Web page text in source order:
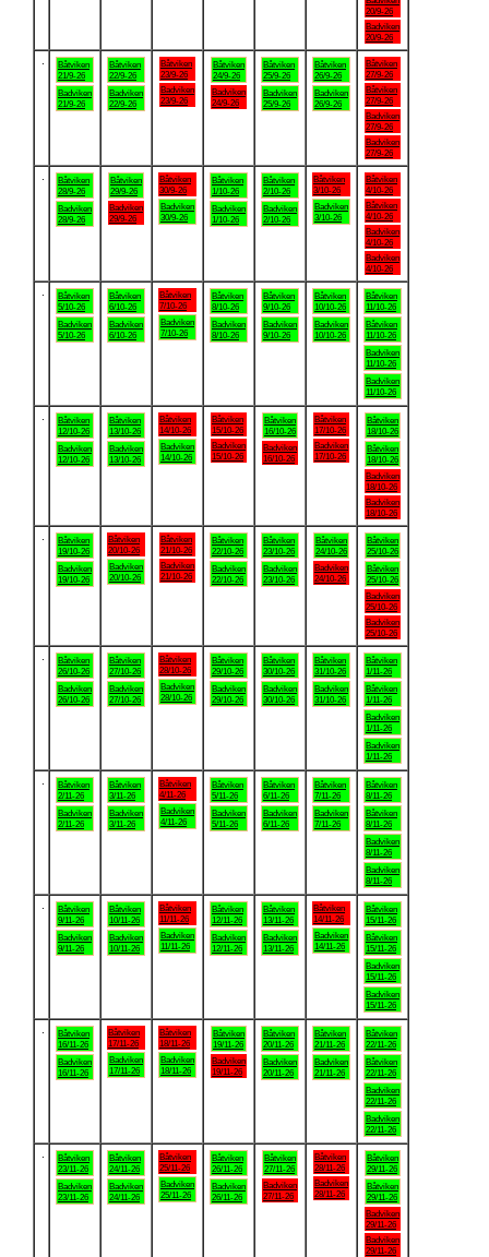
20/9-26
Badviken
20/9-26
Båtviken
21/9-26
Badviken
21/9-26
Båtviken
22/9-26
Badviken
22/9-26
Båtviken
23/9-26
Badviken
23/9-26
Båtviken
24/9-26
Badviken
24/9-26
Båtviken
25/9-26
Badviken
25/9-26
Båtviken
26/9-26
Badviken
26/9-26
Båtviken
27/9-26
Båtviken
27/9-26
Badviken
27/9-26
Badviken
27/9-26
Båtviken
28/9-26
Badviken
28/9-26
Båtviken
29/9-26
Badviken
29/9-26
Båtviken
30/9-26
Badviken
30/9-26
Båtviken
1/10-26
Badviken
1/10-26
Båtviken
2/10-26
Badviken
2/10-26
Båtviken
3/10-26
Badviken
3/10-26
Båtviken
4/10-26
Båtviken
4/10-26
Badviken
4/10-26
Badviken
4/10-26
Båtviken
5/10-26
Badviken
5/10-26
Båtviken
6/10-26
Badviken
6/10-26
Båtviken
7/10-26
Badviken
7/10-26
Båtviken
8/10-26
Badviken
8/10-26
Båtviken
9/10-26
Badviken
9/10-26
Båtviken
10/10-26
Badviken
10/10-26
Båtviken
11/10-26
Båtviken
11/10-26
Badviken
11/10-26
Badviken
11/10-26
Båtviken
12/10-26
Badviken
12/10-26
Båtviken
13/10-26
Badviken
13/10-26
Båtviken
14/10-26
Badviken
14/10-26
Båtviken
15/10-26
Badviken
15/10-26
Båtviken
16/10-26
Badviken
16/10-26
Båtviken
17/10-26
Badviken
17/10-26
Båtviken
18/10-26
Båtviken
18/10-26
Badviken
18/10-26
Badviken
18/10-26
Båtviken
19/10-26
Badviken
19/10-26
Båtviken
20/10-26
Badviken
20/10-26
Båtviken
21/10-26
Badviken
21/10-26
Båtviken
22/10-26
Badviken
22/10-26
Båtviken
23/10-26
Badviken
23/10-26
Båtviken
24/10-26
Badviken
24/10-26
Båtviken
25/10-26
Båtviken
25/10-26
Badviken
25/10-26
Badviken
25/10-26
Båtviken
26/10-26
Badviken
26/10-26
Båtviken
27/10-26
Badviken
27/10-26
Båtviken
28/10-26
Badviken
28/10-26
Båtviken
29/10-26
Badviken
29/10-26
Båtviken
30/10-26
Badviken
30/10-26
Båtviken
31/10-26
Badviken
31/10-26
Båtviken
1/11-26
Båtviken
1/11-26
Badviken
1/11-26
Badviken
1/11-26
Båtviken
2/11-26
Badviken
2/11-26
Båtviken
3/11-26
Badviken
3/11-26
Båtviken
4/11-26
Badviken
4/11-26
Båtviken
5/11-26
Badviken
5/11-26
Båtviken
6/11-26
Badviken
6/11-26
Båtviken
7/11-26
Badviken
7/11-26
Båtviken
8/11-26
Båtviken
8/11-26
Badviken
8/11-26
Badviken
8/11-26
Båtviken
9/11-26
Badviken
9/11-26
Båtviken
10/11-26
Badviken
10/11-26
Båtviken
11/11-26
Badviken
11/11-26
Båtviken
12/11-26
Badviken
12/11-26
Båtviken
13/11-26
Badviken
13/11-26
Båtviken
14/11-26
Badviken
14/11-26
Båtviken
15/11-26
Båtviken
15/11-26
Badviken
15/11-26
Badviken
15/11-26
Båtviken
16/11-26
Badviken
16/11-26
Båtviken
17/11-26
Badviken
17/11-26
Båtviken
18/11-26
Badviken
18/11-26
Båtviken
19/11-26
Badviken
19/11-26
Båtviken
20/11-26
Badviken
20/11-26
Båtviken
21/11-26
Badviken
21/11-26
Båtviken
22/11-26
Båtviken
22/11-26
Badviken
22/11-26
Badviken
22/11-26
Båtviken
23/11-26
Badviken
23/11-26
Båtviken
24/11-26
Badviken
24/11-26
Båtviken
25/11-26
Badviken
25/11-26
Båtviken
26/11-26
Badviken
26/11-26
Båtviken
27/11-26
Badviken
27/11-26
Båtviken
28/11-26
Badviken
28/11-26
Båtviken
29/11-26
Båtviken
29/11-26
Badviken
29/11-26
Badviken
29/11-26